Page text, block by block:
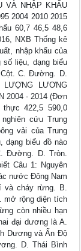
VÀ NHẬP KHẨU
2004 2010 2015
60,7 46,5 48,6
NXB Thống kê
nhập khẩu của
số liệu, dạng biểu
C. Đường. D.
LƯƠNG
2004 - 2014 (Đơn
422,5 590,0
cứu Trung
vải của Trung
dạng biểu đồ nào
Đường. D. Tròn.
Câu 1: Nguyên
nước Đông Nam
và cháy rừng. B.
mở rộng diện tích
còn nhiều hạn
đại dương là A.
Dương và Ấn Độ
D. Thái Bình